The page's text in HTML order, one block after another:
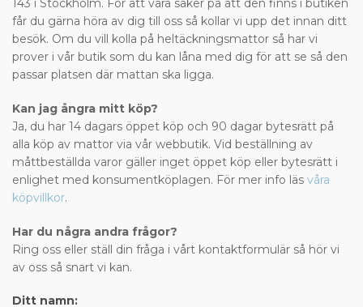
143 i Stockholm. För att vara säker på att den finns i butiken
får du gärna höra av dig till oss så kollar vi upp det innan ditt
besök. Om du vill kolla på heltäckningsmattor så har vi
prover i vår butik som du kan låna med dig för att se så den
passar platsen där mattan ska ligga.
Kan jag ångra mitt köp?
Ja, du har 14 dagars öppet köp och 90 dagar bytesrätt på
alla köp av mattor via vår webbutik. Vid beställning av
måttbeställda varor gäller inget öppet köp eller bytesrätt i
enlighet med konsumentköplagen. För mer info läs våra
köpvillkor.
Har du några andra frågor?
Ring oss eller ställ din fråga i vårt kontaktformulär så hör vi
av oss så snart vi kan.
Ditt namn: